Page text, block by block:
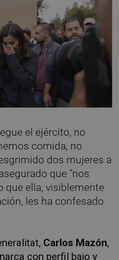
el ejército, no
comida, no
dos mujeres a
que “nos
que ella, visiblemente
les ha confesado
Carlos Mazón,
con perfil bajo y